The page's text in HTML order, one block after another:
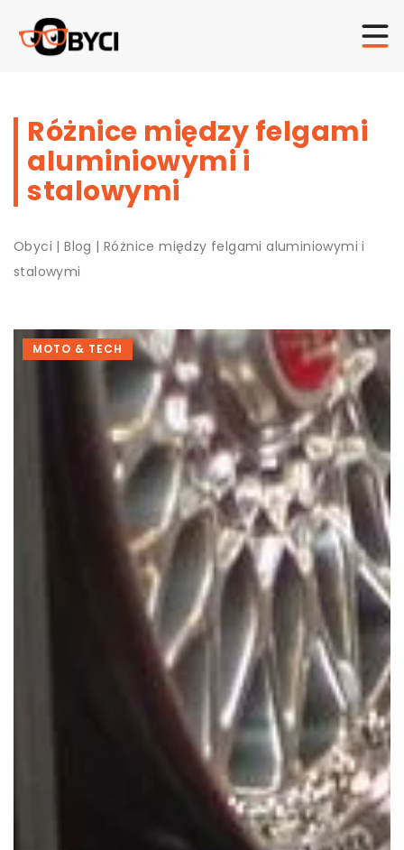
Różnice między felgami
aluminiowymi i
stalowymi
Obyci |Blog |Różnice między felgami aluminiowymi i
stalowymi
MOTO & TECH